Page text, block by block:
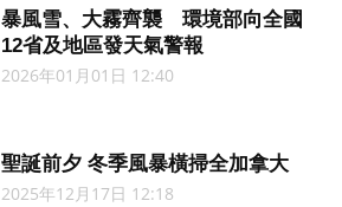
暴風雪、大霧齊襲 環境部向全國
12省及地區發天氣警報
2026年01月01日 12:40
聖誕前夕 冬季風暴橫掃全加拿大
2025年12月17日 12:18